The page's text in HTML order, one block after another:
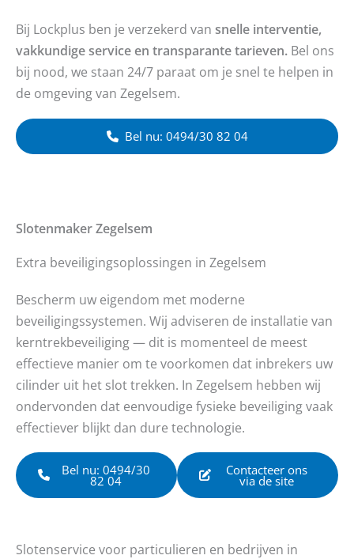
Bij Lockplus ben je verzekerd van snelle interventie,
vakkundige service en transparante tarieven. Bel ons
bij nood, we staan 24/7 paraat om je snel te helpen in
de omgeving van Zegelsem.
Bel nu: 0494/30 82 04
SlotenmakerZegelsem
Extra beveiligingsoplossingen in Zegelsem
Bescherm uw eigendom met moderne
beveiligingssystemen. Wij adviseren de installatie van
kerntrekbeveiliging — dit is momenteel de meest
effectieve manier om te voorkomen dat inbrekers uw
cilinder uit het slot trekken. In Zegelsem hebben wij
ondervonden dat eenvoudige fysieke beveiliging vaak
effectiever blijkt dan dure technologie.
Bel nu: 0494/30
82 04
Contacteer ons
via de site
Slotenservice voor particulieren en bedrijven in